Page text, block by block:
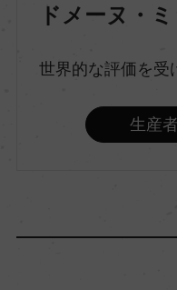
味わい
品種（原材料）
ソーヴィニヨン・ブ
ドメーヌ・
世界的な評価を受
生産